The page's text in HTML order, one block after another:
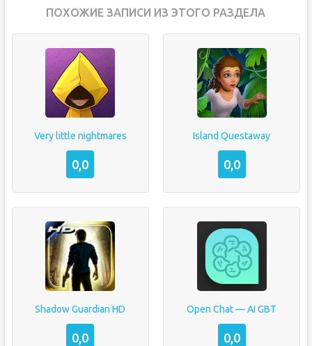
ПОХОЖИЕ ЗАПИСИ ИЗ ЭТОГО РАЗДЕЛА
Very little nightmares
0,0
Island Questaway
0,0
Shadow Guardian HD
0,0
Open Chat — AI GBT
0,0